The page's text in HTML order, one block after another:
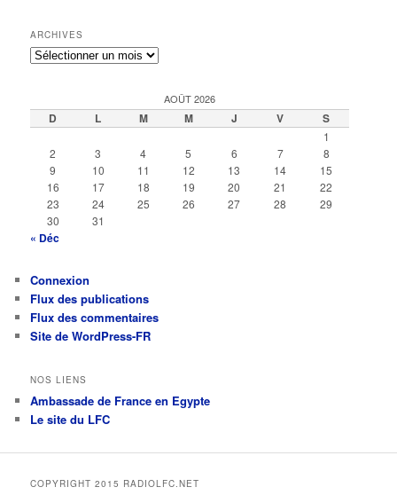
ARCHIVES
Archives
AOÛT 2026
D L M M J V S
1
2
3 4 5 6 7
8
9
10 11 12 13 14
15
16
17 18 19 20 21
22
23
24 25 26 27 28
29
30
31
« Déc
Connexion
Flux des publications
Flux des commentaires
Site de WordPress-FR
NOS LIENS
Ambassade de France en Egypte
Le site du LFC
COPYRIGHT 2015 RADIOLFC.NET